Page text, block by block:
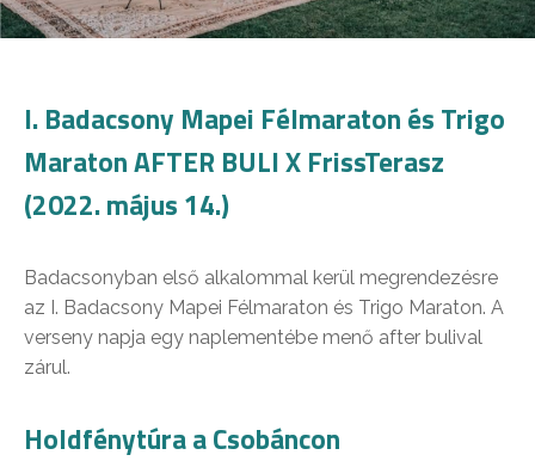
I. Badacsony Mapei Félmaraton és Trigo
Maraton AFTER BULI X FrissTerasz
(2022. május 14.)
Badacsonyban első alkalommal kerül megrendezésre
az I. Badacsony Mapei Félmaraton és Trigo Maraton. A
verseny napja egy naplementébe menő after bulival
zárul.
Holdfénytúra a Csobáncon